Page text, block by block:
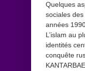
Quelques
sociales
années
L’islam au
identités
conquête